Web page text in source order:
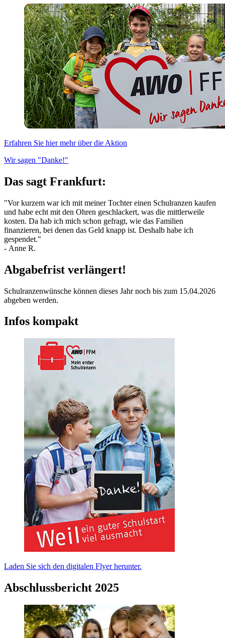
Erfahren Sie hier mehr über die Aktion
Wir sagen "Danke!"
Das sagt Frankfurt:
"Vor kurzem war ich mit meiner Tochter einen Schulranzen kaufen
und habe echt mit den Ohren geschlackert, was die mittlerweile
kosten. Da hab ich mich schon gefragt, wie das Familien
finanzieren, bei denen das Geld knapp ist. Deshalb habe ich
gespendet."
- Anne R.
Abgabefrist verlängert!
Schulranzenwünsche können dieses Jahr noch bis zum 15.04.2026
abgeben werden.
Infos kompakt
Laden Sie sich den digitalen Flyer herunter.
Abschlussbericht 2025